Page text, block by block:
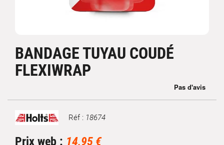
BANDAGE TUYAU COUDÉ
FLEXIWRAP
Marque Réf : 18674
Prix web : 14,95 €